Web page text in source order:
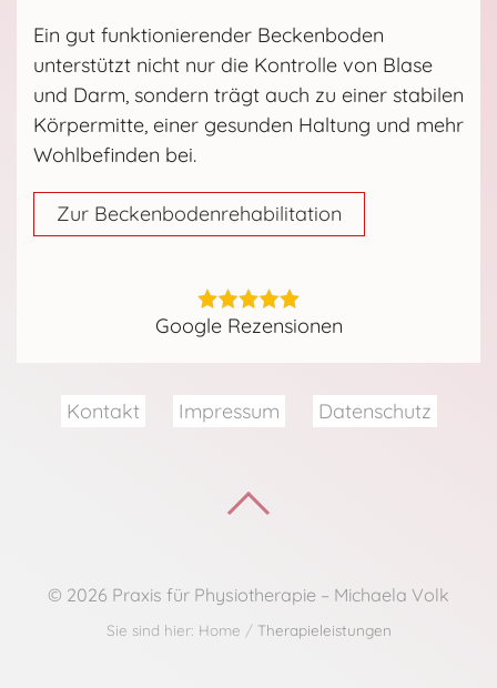
Ein gut funktionierender Beckenboden
unterstützt nicht nur die Kontrolle von Blase
und Darm, sondern trägt auch zu einer stabilen
Körpermitte, einer gesunden Haltung und mehr
Wohlbefinden bei.
Zur Beckenbodenrehabilitation
Google Rezensionen
Kontakt Impressum Datenschutz
© 2026 Praxis für Physiotherapie – Michaela Volk
Sie sind hier: Home Therapieleistungen